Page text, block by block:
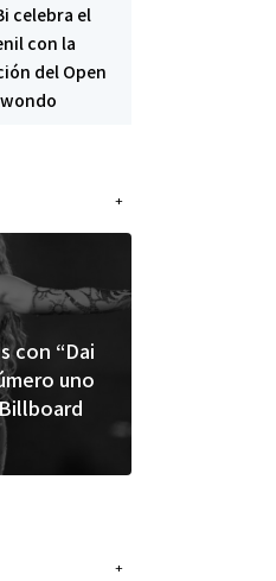
celebra el
con la
del Open
+
con “Dai
uno
+